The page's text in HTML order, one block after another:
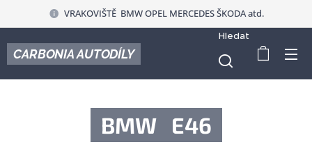
VRAKOVIŠTĚ BMW OPEL MERCEDES ŠKODA atd.
CARBONIA AUTODÍLY
Hledat
BMW E46